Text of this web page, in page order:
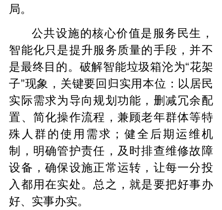
局。
公共设施的核心价值是服务民生，
智能化只是提升服务质量的手段，并不
是最终目的。破解智能垃圾箱沦为“花架
子”现象，关键要回归实用本位：以居民
实际需求为导向规划功能，删减冗余配
置、简化操作流程，兼顾老年群体等特
殊人群的使用需求；健全后期运维机
制，明确管护责任，及时排查维修故障
设备，确保设施正常运转，让每一分投
入都用在实处。总之，就是要把好事办
好、实事办实。